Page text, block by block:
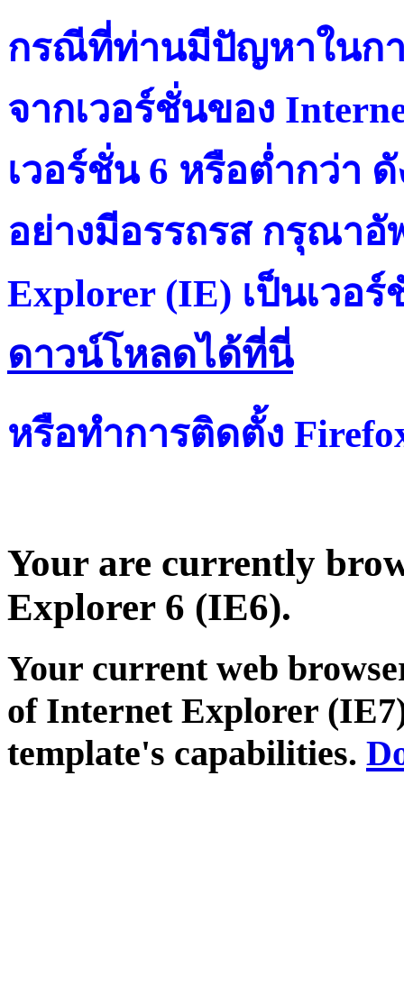
กรณีที่ท่านมีปัญหาในกา
จากเวอร์ชั่นของ
เวอร์ชั่น 6 หรือต่ำกว่า
อย่างมีอรรถรส กรุณาอั
Explorer (IE) เป็นเวอ
ดาวน์โหลดได้ที่น
หรือทำการติดตั้ง
Your are currently
Explorer 6 (IE6).
Your current web
of Internet Explorer
template's capabilities.